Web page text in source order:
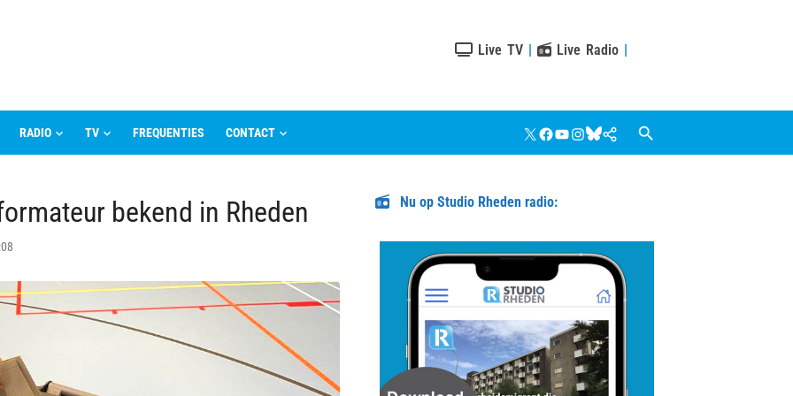
Live TV | Live Radio |
RADIO TV FREQUENTIES CONTACT X Facebook
YouTube
Instagram
Bluesky
Google
Nieuws
bekend in Rheden Nu op Studio Rheden radio: